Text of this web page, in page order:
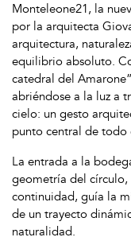
Monteleone21, la
por la arquitecta
arquitectura,
equilibrio absoluto.
catedral del
abriéndose a la luz a
cielo: un gesto
punto central de todo
La entrada a la
geometría del
continuidad, guía la
de un trayecto
naturalidad.